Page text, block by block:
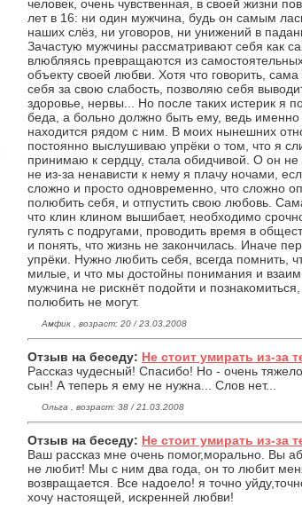
человек, очень чувственная, в своей жизни
лет в 16: ни один мужчина, будь он самым
наших слёз, ни уговоров, ни унижений в
Зачастую мужчины рассматривают себя как
влюбляясь превращаются из
объекту своей любви. Хотя что говорить,
себя за свою слабость, позволяю себя
здоровье, нервы... Но после таких истерик я
беда, а больно должно быть ему, ведь именно
находится рядом с ним. В моих нынешних
постоянно выслушиваю упрёки о том, что я
принимаю к сердцу, стала обидчивой. О он не
не из-за ненависти к нему я плачу ночами,
сложно и просто одновременно, что сложно
полюбить себя, и отпустить свою любовь.
что клин клином вышибает, необходимо
гулять с подругами, проводить время в
и понять, что жизнь не закончилась. Иначе
упрёки. Нужно любить себя, всегда
милые, и что мы достойны понимания и
мужчина не рискнёт подойти и
полюбить не могут.
Амфик , возраст: 20 / 23.03.2008
Отзыв на беседу: Не стоит умирать из-за
Рассказ чудесный! Спасибо! Но - очень
сын! А теперь я ему не нужна... Слов нет...
Ольга , возраст: 38 / 21.03.2008
Отзыв на беседу: Не стоит умирать из-за
Ваш рассказ мне очень помог,морально. Вы
не любит! Мы с ним два года, он то любит
возвращается. Все надоело! я точно
хочу настоящей, искренней любви!